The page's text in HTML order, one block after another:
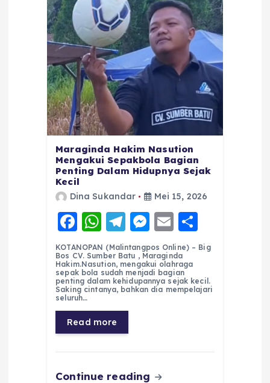
Maraginda Hakim Nasution
Mengakui Sepakbola Bagian
Penting Dalam Hidupnya Sejak
Kecil
Dina Sukandar Mei 15, 2026
F
a
c
e
b
o
o
k
W
h
a
ts
A
p
p
T
el
e
g
r
a
m
M
e
ss
e
n
E
m
ai
l
h
re
KOTANOPAN (Malintangpos Online) – Big
Bos CV. Sumber Batu , Maraginda
Hakim.Nasution, mengakui olahraga
sepak bola sudah menjadi bagian
penting dalam kehidupannya sejak kecil.
Saking cintanya, bahkan dia mempelajari
seluruh…
Read more
Continue reading